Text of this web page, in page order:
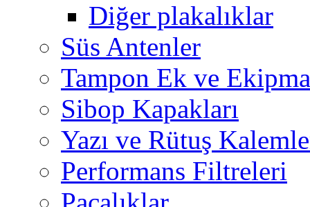
Diğer plakalıklar
Süs Antenler
Tampon Ek ve
Sibop Kapakları
Yazı ve Rütuş
Performans Filtreleri